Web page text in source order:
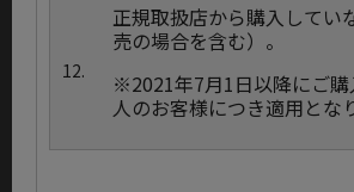
12.
正規取扱店から購入してい
売の場合を含む）。
※2021年7月1日以降にご
人のお客様につき適用とな